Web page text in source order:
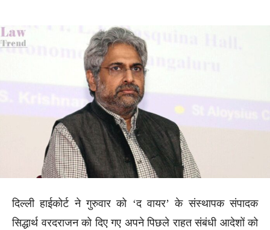
दिल्ली हाईकोर्ट ने गुरुवार को ‘द वायर’ के संस्थापक संपादक
सिद्धार्थ वरदराजन को दिए गए अपने पिछले राहत संबंधी आदेशों को